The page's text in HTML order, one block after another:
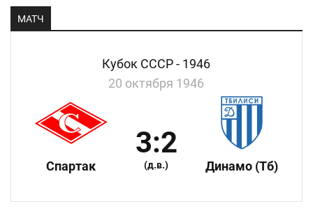
МАТЧ
Кубок СССР - 1946
20 октября 1946
Спартак
3:2
(д.в.) Динамо (Тб)